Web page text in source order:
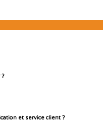
et service client ?